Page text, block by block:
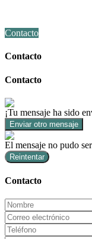
Contacto
Contacto
Contacto
¡Tu mensaje ha sido
Enviar otro mensaje
El mensaje no pudo
Reintentar
Contacto